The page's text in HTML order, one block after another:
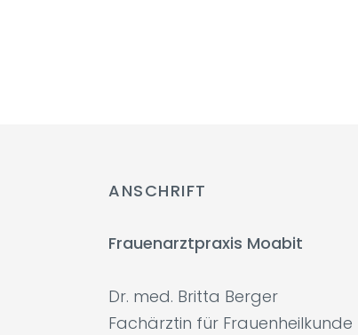
ANSCHRIFT
Frauenarztpraxis Moabit
Dr. med. Britta Berger
Fachärztin für Frauenheilkunde